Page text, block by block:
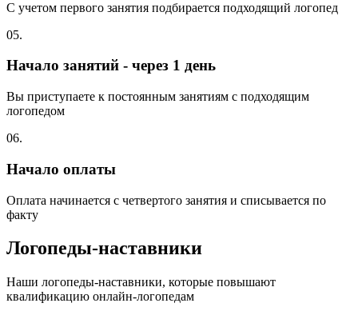
С учетом первого занятия подбирается подходящий логопед
05.
Начало занятий - через 1 день
Вы приступаете к постоянным занятиям с подходящим
логопедом
06.
Начало оплаты
Оплата начинается с четвертого занятия и списывается по
факту
Логопеды-наставники
Наши логопеды-наставники, которые повышают
квалификацию онлайн-логопедам